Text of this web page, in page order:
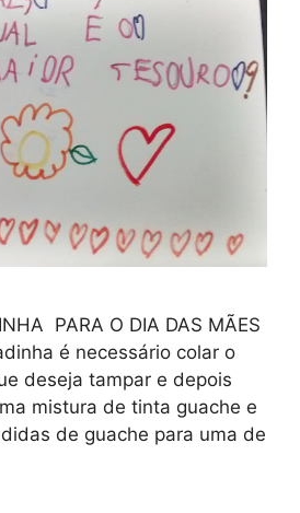
PARA O DIA DAS MÃES
é necessário colar o
deseja tampar e depois
mistura de tinta guache e
de guache para uma de